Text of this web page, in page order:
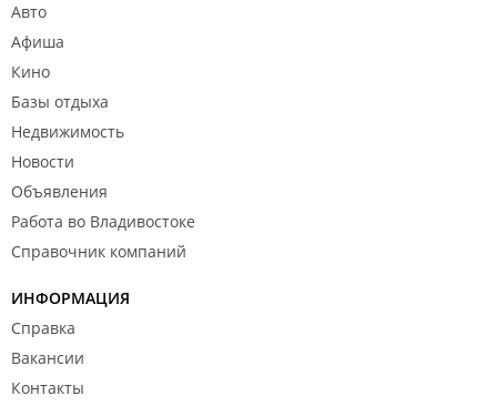
Авто
Афиша
Кино
Базы отдыха
Недвижимость
Новости
Объявления
Работа во Владивостоке
Справочник компаний
ИНФОРМАЦИЯ
Справка
Вакансии
Контакты